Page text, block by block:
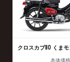
クロスカブ110 くま
本体価格